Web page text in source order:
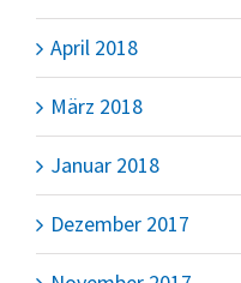
April 2018
März 2018
Januar 2018
Dezember 2017